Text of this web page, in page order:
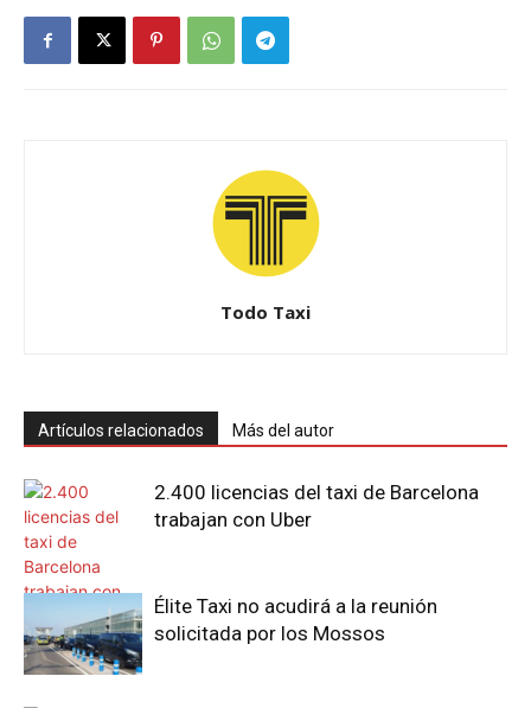
Todo Taxi
Artículos relacionados Más del autor
2.400 licencias del taxi de Barcelona
trabajan con Uber
Élite Taxi no acudirá a la reunión
solicitada por los Mossos